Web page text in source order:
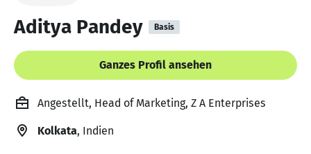
Aditya Pandey Basis
Ganzes Profil ansehen
Angestellt, Head of Marketing, Z A Enterprises
Kolkata, Indien